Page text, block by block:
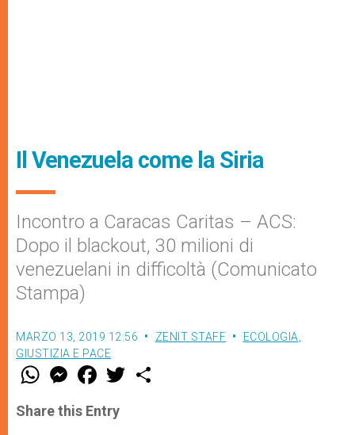
Il Venezuela come la Siria
Incontro a Caracas Caritas – ACS:
Dopo il blackout, 30 milioni di
venezuelani in difficoltà (Comunicato
Stampa)
MARZO 13, 2019 12:56 ZENIT STAFF ECOLOGIA
GIUSTIZIA E PACE
W
t
s
M
e
s
e
F
a
e
b
w
Share this Entry